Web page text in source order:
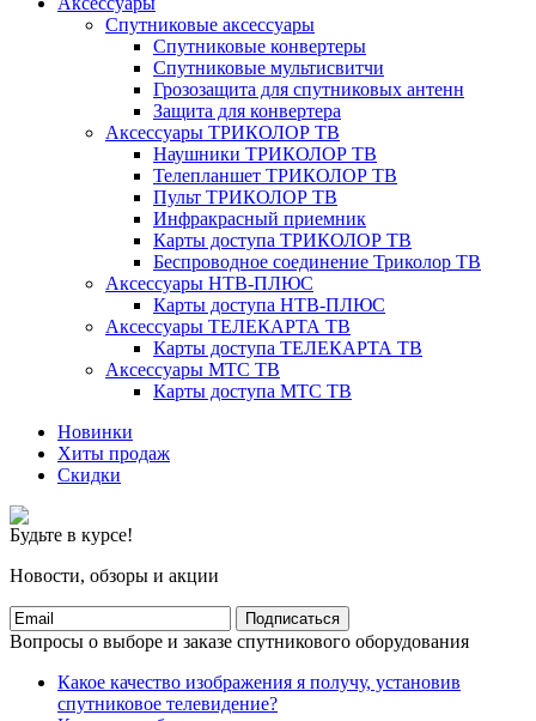
Спутниковые аксессуары
Спутниковые конвертеры
Спутниковые мультисвитчи
Грозозащита для спутниковых антенн
Защита для конвертера
Аксессуары ТРИКОЛОР ТВ
Наушники ТРИКОЛОР ТВ
Телепланшет ТРИКОЛОР ТВ
Пульт ТРИКОЛОР ТВ
Инфракрасный приемник
Карты доступа ТРИКОЛОР ТВ
Беспроводное соединение Триколор ТВ
Аксессуары НТВ-ПЛЮС
Карты доступа НТВ-ПЛЮС
Аксессуары ТЕЛЕКАРТА ТВ
Карты доступа ТЕЛЕКАРТА ТВ
Аксессуары МТС ТВ
Карты доступа МТС ТВ
Новинки
Хиты продаж
Скидки
Будьте в курсе!
Новости, обзоры и акции
Подписаться
Вопросы о выборе и заказе спутникового оборудования
Какое качество изображения я получу, установив
спутниковое телевидение?